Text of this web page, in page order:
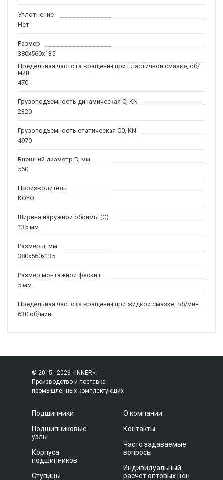
Уплотнение
Нет
Размер
380x560x135
Предельная частота вращения при пластичной смазке, об/
мин
470
Грузоподъемность динамическая C, KN
2320
Грузоподъемность статическая C0, KN
4970
Внешний диаметр D, мм
560
Производитель
KOYO
Ширина наружной обоймы (C)
135 мм.
Размеры, мм
380x560x135
Размер монтажной фаски r
5 мм.
Предельная частота вращения при жидкой смазке, об/мин
630 об/мин
© 2015 - 2026 «INNER»:
Производство и поставка
промышленных комплектующих
Подшипники
Подшипниковые
узлы
Корпуса
подшипников
Ступицы
О компании
Контакты
Часто задаваемые
вопросы
Индивидуальный
расчет оптовых цен